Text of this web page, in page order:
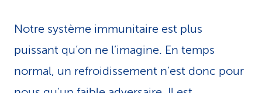
e
s
Notre système immunitaire est plus
puissant qu’on ne l’imagine. En temps
normal, un refroidissement n’est donc pour